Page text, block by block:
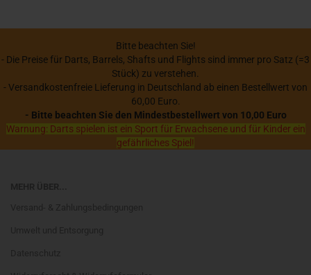
Bitte beachten Sie!
- Die Preise für Darts, Barrels, Shafts und Flights sind immer pro Satz (=3
Stück) zu verstehen.
- Versandkostenfreie Lieferung in Deutschland ab einen Bestellwert von
60,00 Euro.
- Bitte beachten Sie den Mindestbestellwert von 10,00 Euro
Warnung: Darts spielen ist ein Sport für Erwachsene und für Kinder ein
gefährliches Spiel!